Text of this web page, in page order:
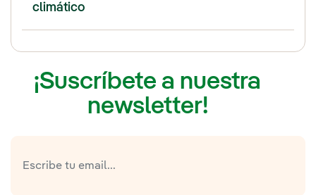
climático
¡Suscríbete a nuestra
newsletter!